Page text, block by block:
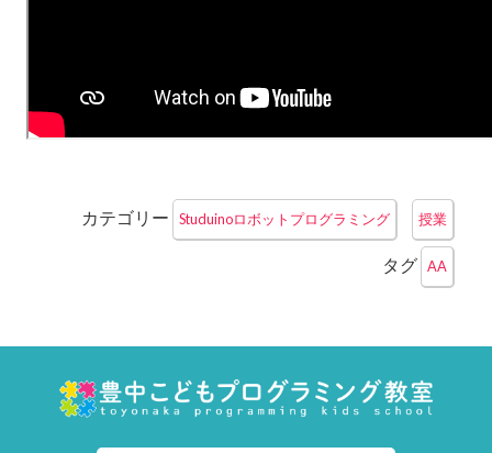
カテゴリー Studuinoロボットプログラミング 授業
タグ AA